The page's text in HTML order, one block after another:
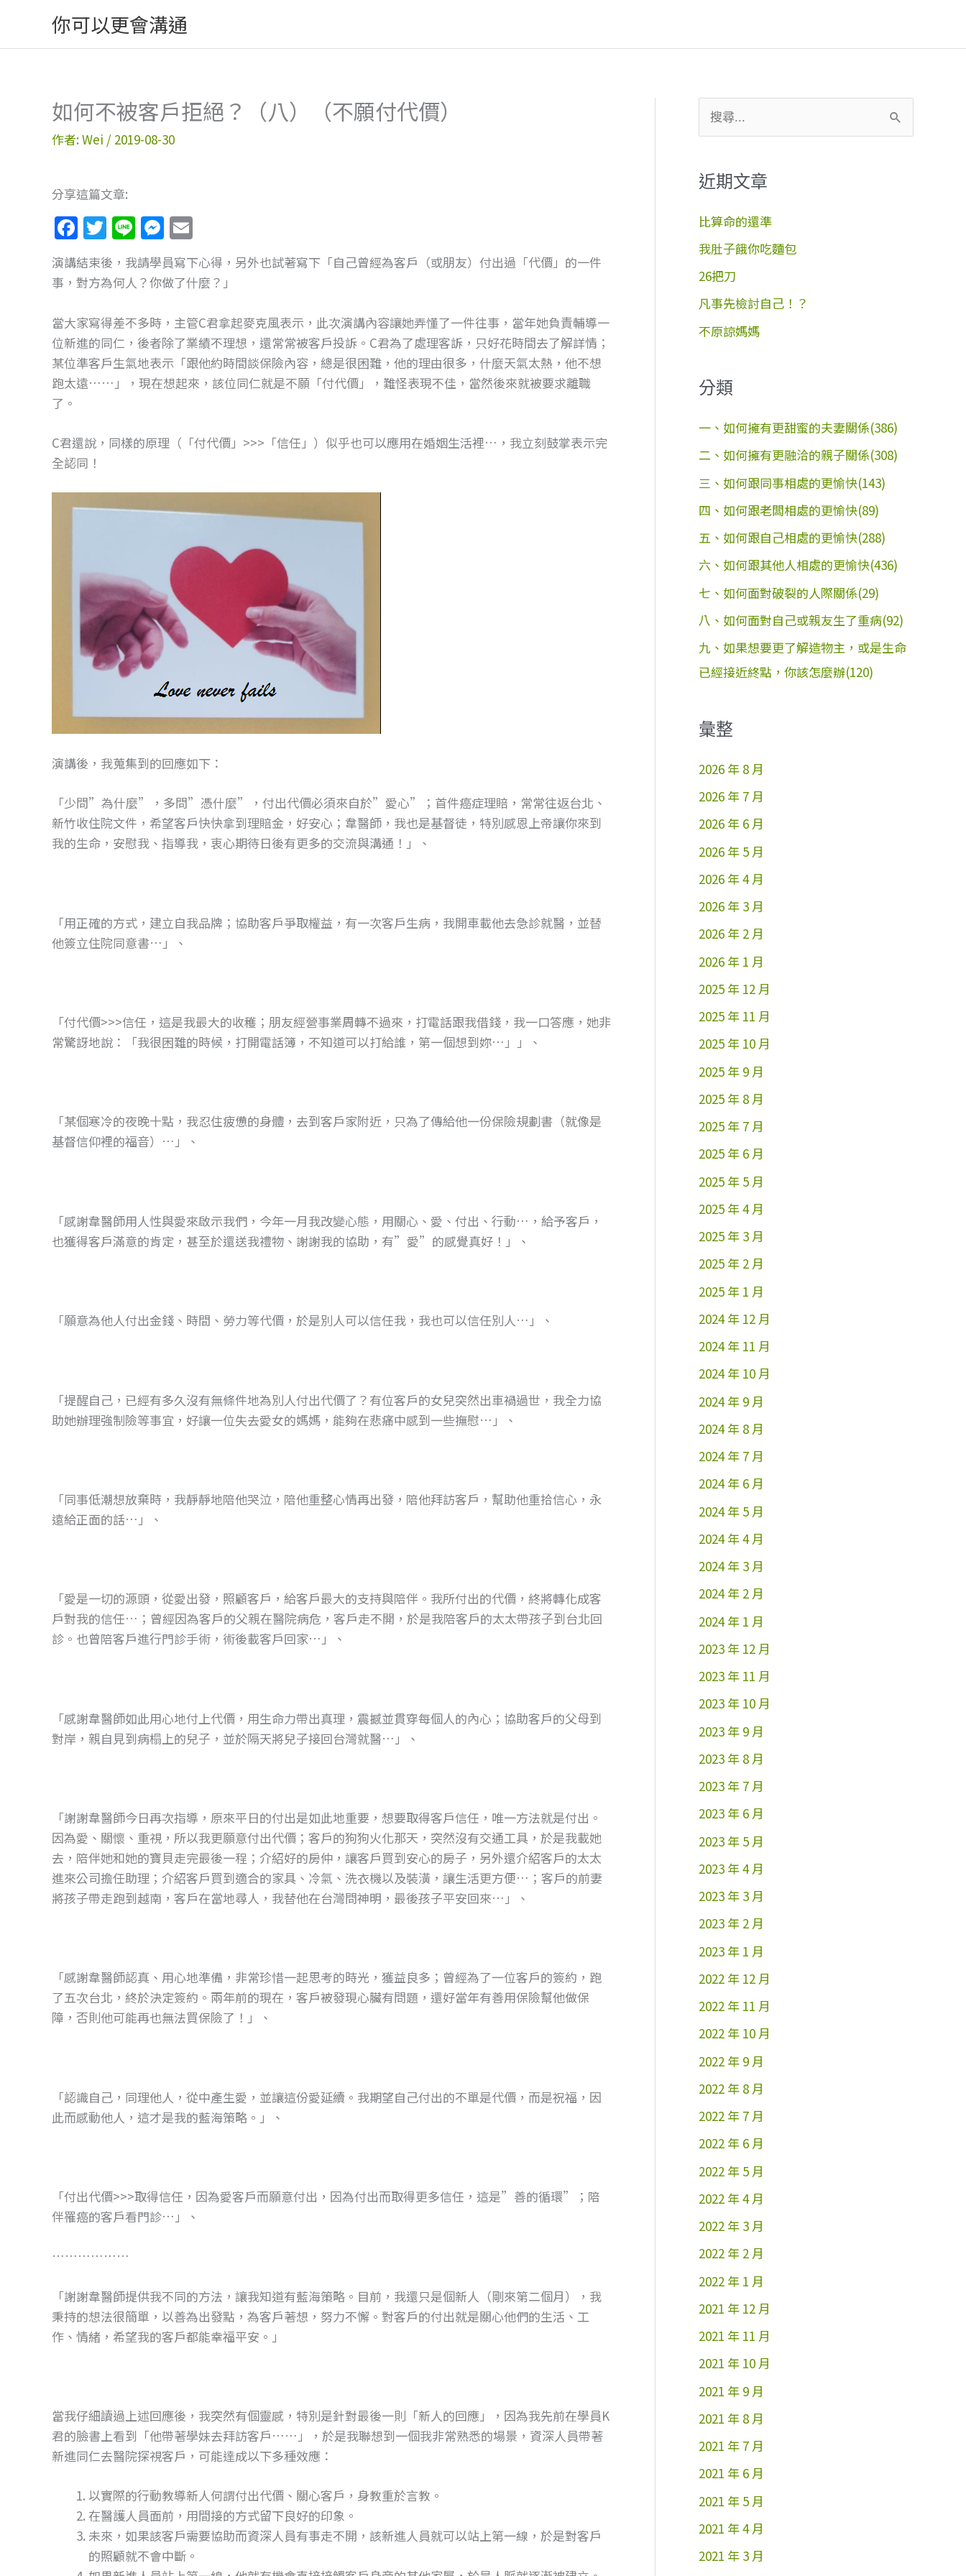
主
你可以更會溝通
如何不被客戶拒絕？（八）（不願付代價）
作者:Wei / 2019-08-30
分享這篇文章:
F
a
c
e
b
o
o
k
T
w
itt
er
Li
n
e
M
e
ss
e
n
g
er
m
ai
l
演講結束後，我請學員寫下心得，另外也試著寫下「自己曾經為客戶（或朋友）付出過「代價」的一件
事，對方為何人？你做了什麼？」
當大家寫得差不多時，主管C君拿起麥克風表示，此次演講內容讓她弄懂了一件往事，當年她負責輔導一
位新進的同仁，後者除了業績不理想，還常常被客戶投訴。C君為了處理客訴，只好花時間去了解詳情；
某位準客戶生氣地表示「跟他約時間談保險內容，總是很困難，他的理由很多，什麼天氣太熱，他不想
跑太遠……」，現在想起來，該位同仁就是不願「付代價」，難怪表現不佳，當然後來就被要求離職
了。
C君還說，同樣的原理（「付代價」>>>「信任」）似乎也可以應用在婚姻生活裡…，我立刻鼓掌表示完
全認同！
演講後，我蒐集到的回應如下：
「少問”為什麼”，多問”憑什麼”，付出代價必須來自於”愛心”；首件癌症理賠，常常往返台北、
新竹收住院文件，希望客戶快快拿到理賠金，好安心；韋醫師，我也是基督徒，特別感恩上帝讓你來到
我的生命，安慰我、指導我，衷心期待日後有更多的交流與溝通！」、
「用正確的方式，建立自我品牌；協助客戶爭取權益，有一次客戶生病，我開車載他去急診就醫，並替
他簽立住院同意書…」、
「付代價>>>信任，這是我最大的收穫；朋友經營事業周轉不過來，打電話跟我借錢，我一口答應，她非
常驚訝地說：「我很困難的時候，打開電話簿，不知道可以打給誰，第一個想到妳…」」、
「某個寒冷的夜晚十點，我忍住疲憊的身體，去到客戶家附近，只為了傳給他一份保險規劃書（就像是
基督信仰裡的福音）…」、
「感謝韋醫師用人性與愛來啟示我們，今年一月我改變心態，用關心、愛、付出、行動…，給予客戶，
也獲得客戶滿意的肯定，甚至於還送我禮物、謝謝我的協助，有”愛”的感覺真好！」、
「願意為他人付出金錢、時間、勞力等代價，於是別人可以信任我，我也可以信任別人…」、
「提醒自己，已經有多久沒有無條件地為別人付出代價了？有位客戶的女兒突然出車禍過世，我全力協
助她辦理強制險等事宜，好讓一位失去愛女的媽媽，能夠在悲痛中感到一些撫慰…」、
「同事低潮想放棄時，我靜靜地陪他哭泣，陪他重整心情再出發，陪他拜訪客戶，幫助他重拾信心，永
遠給正面的話…」、
「愛是一切的源頭，從愛出發，照顧客戶，給客戶最大的支持與陪伴。我所付出的代價，終將轉化成客
戶對我的信任…；曾經因為客戶的父親在醫院病危，客戶走不開，於是我陪客戶的太太帶孩子到台北回
診。也曾陪客戶進行門診手術，術後載客戶回家…」、
「感謝韋醫師如此用心地付上代價，用生命力帶出真理，震撼並貫穿每個人的內心；協助客戶的父母到
對岸，親自見到病榻上的兒子，並於隔天將兒子接回台灣就醫…」、
「謝謝韋醫師今日再次指導，原來平日的付出是如此地重要，想要取得客戶信任，唯一方法就是付出。
因為愛、關懷、重視，所以我更願意付出代價；客戶的狗狗火化那天，突然沒有交通工具，於是我載她
去，陪伴她和她的寶貝走完最後一程；介紹好的房仲，讓客戶買到安心的房子，另外還介紹客戶的太太
進來公司擔任助理；介紹客戶買到適合的家具、冷氣、洗衣機以及裝潢，讓生活更方便…；客戶的前妻
將孩子帶走跑到越南，客戶在當地尋人，我替他在台灣問神明，最後孩子平安回來…」、
「感謝韋醫師認真、用心地準備，非常珍惜一起思考的時光，獲益良多；曾經為了一位客戶的簽約，跑
了五次台北，終於決定簽約。兩年前的現在，客戶被發現心臟有問題，還好當年有善用保險幫他做保
障，否則他可能再也無法買保險了！」、
「認識自己，同理他人，從中產生愛，並讓這份愛延續。我期望自己付出的不單是代價，而是祝福，因
此而感動他人，這才是我的藍海策略。」、
「付出代價>>>取得信任，因為愛客戶而願意付出，因為付出而取得更多信任，這是”善的循環”；陪
伴罹癌的客戶看門診…」、
………………
「謝謝韋醫師提供我不同的方法，讓我知道有藍海策略。目前，我還只是個新人（剛來第二個月），我
秉持的想法很簡單，以善為出發點，為客戶著想，努力不懈。對客戶的付出就是關心他們的生活、工
作、情緒，希望我的客戶都能幸福平安。」
當我仔細讀過上述回應後，我突然有個靈感，特別是針對最後一則「新人的回應」，因為我先前在學員K
君的臉書上看到「他帶著學妹去拜訪客戶……」，於是我聯想到一個我非常熟悉的場景，資深人員帶著
新進同仁去醫院探視客戶，可能達成以下多種效應：
以實際的行動教導新人何謂付出代價、關心客戶，身教重於言教。
在醫護人員面前，用間接的方式留下良好的印象。
未來，如果該客戶需要協助而資深人員有事走不開，該新進人員就可以站上第一線，於是對客戶
的照顧就不會中斷。
尋
鍵
字
:
近期文章
比算命的還準
我肚子餓你吃麵包
26把刀
凡事先檢討自己！？
不原諒媽媽
分類
一、如何擁有更甜蜜的夫妻關係(386)
二、如何擁有更融洽的親子關係(308)
三、如何跟同事相處的更愉快(143)
四、如何跟老闆相處的更愉快(89)
五、如何跟自己相處的更愉快(288)
六、如何跟其他人相處的更愉快(436)
七、如何面對破裂的人際關係(29)
八、如何面對自己或親友生了重病(92)
九、如果想要更了解造物主，或是生命
已經接近終點，你該怎麼辦(120)
彙整
2026 年 8 月
2026 年 7 月
2026 年 6 月
2026 年 5 月
2026 年 4 月
2026 年 3 月
2026 年 2 月
2026 年 1 月
2025 年 12 月
2025 年 11 月
2025 年 10 月
2025 年 9 月
2025 年 8 月
2025 年 7 月
2025 年 6 月
2025 年 5 月
2025 年 4 月
2025 年 3 月
2025 年 2 月
2025 年 1 月
2024 年 12 月
2024 年 11 月
2024 年 10 月
2024 年 9 月
2024 年 8 月
2024 年 7 月
2024 年 6 月
2024 年 5 月
2024 年 4 月
2024 年 3 月
2024 年 2 月
2024 年 1 月
2023 年 12 月
2023 年 11 月
2023 年 10 月
2023 年 9 月
2023 年 8 月
2023 年 7 月
2023 年 6 月
2023 年 5 月
2023 年 4 月
2023 年 3 月
2023 年 2 月
2023 年 1 月
2022 年 12 月
2022 年 11 月
2022 年 10 月
2022 年 9 月
2022 年 8 月
2022 年 7 月
2022 年 6 月
2022 年 5 月
2022 年 4 月
2022 年 3 月
2022 年 2 月
2022 年 1 月
2021 年 12 月
2021 年 11 月
2021 年 10 月
2021 年 9 月
2021 年 8 月
2021 年 7 月
2021 年 6 月
2021 年 5 月
2021 年 4 月
2021 年 3 月